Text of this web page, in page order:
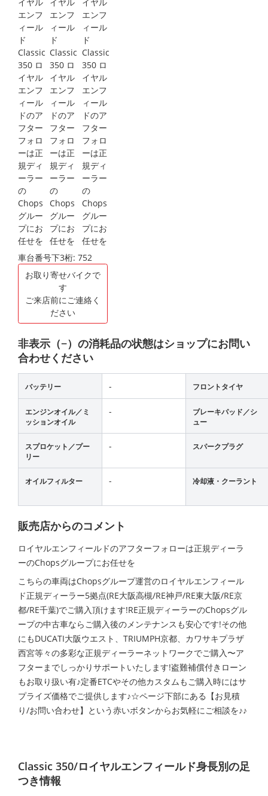
車台番号下3桁: 752
お取り寄せバイクで
す
ご来店前にご連絡く
ださい
非表示（−）の消耗品の状態はショップにお問い
合わせください
バッテリー - フロントタイヤ
エンジンオイル／ミ
ッションオイル
-
ブレーキパッド／シ
ュー
スプロケット／プー
リー
- スパークプラグ
オイルフィルター - 冷却液・クーラント
販売店からのコメント
ロイヤルエンフィールドのアフターフォローは正規ディーラ
ーのChopsグループにお任せを
こちらの車両はChopsグループ運営のロイヤルエンフィール
ド正規ディーラー5拠点(RE大阪高槻/RE神戸/RE東大阪/RE京
都/RE千葉)でご購入頂けます!RE正規ディーラーのChopsグル
ープの中古車ならご購入後のメンテナンスも安心です!その他
にもDUCATI大阪ウエスト、TRIUMPH京都、カワサキプラザ
西宮等々の多彩な正規ディーラーネットワークでご購入〜ア
フターまでしっかりサポートいたします!盗難補償付きローン
もお取り扱い有♪定番ETCやその他カスタムもご購入時にはサ
プライズ価格でご提供します♪☆ページ下部にある【お見積
り/お問い合わせ】という赤いボタンからお気軽にご相談を♪♪
Classic 350/ロイヤルエンフィールド身長別の足
つき情報